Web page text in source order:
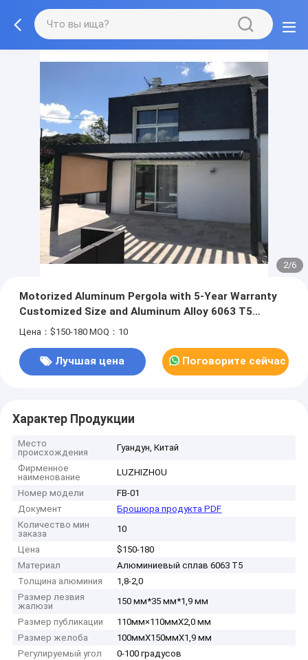
2/6
Motorized Aluminum Pergola with 5-Year Warranty
Customized Size and Aluminum Alloy 6063 T5
Construction
Цена：$150-180 MOQ：10
Лучшая цена Поговорите сейчас
Характер Продукции
Место
происхождения
Гуандун, Китай
Фирменное
наименование
LUZHIZHOU
Номер модели
FB-01
Документ
Брошюра продукта PDF
Количество мин
заказа
10
Цена
$150-180
Материал
Алюминиевый сплав 6063 T5
Толщина алюминия
1,8-2,0
Размер лезвия
жалюзи
150 мм*35 мм*1,9 мм
Размер публикации
110мм×110ммX2,0 мм
Размер желоба
100ммX150ммX1,9 мм
Регулируемый угол
0-100 градусов